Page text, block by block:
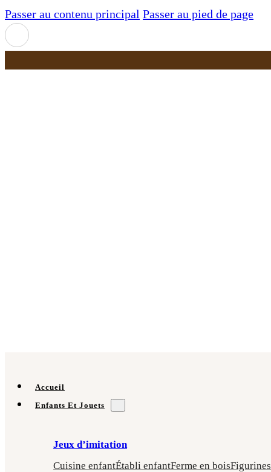
Passer au contenu principal Passer au pied de page
Accueil
Enfants Et Jouets
Jeux d’imitation
Cuisine enfantÉtabli enfantFerme en boisFigurines